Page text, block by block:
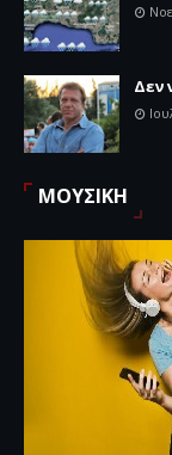
Δεν
ΜΟΥΣΙΚΗ